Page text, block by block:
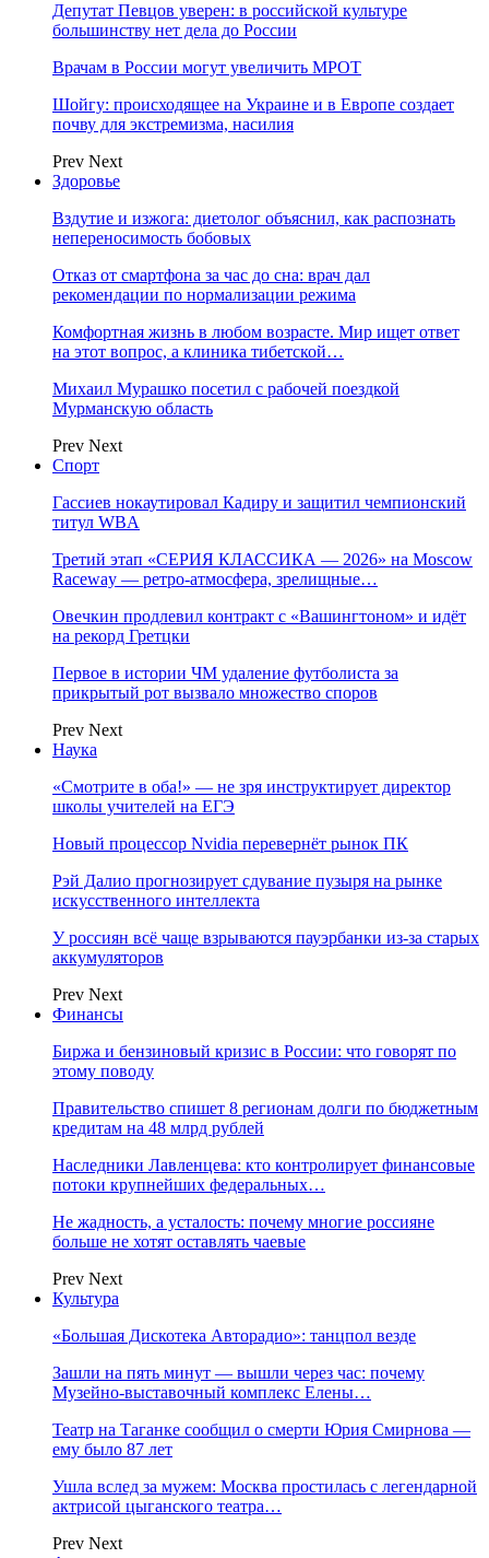
Депутат Певцов уверен: в российской культуре
большинству нет дела до России
Врачам в России могут увеличить МРОТ
Шойгу: происходящее на Украине и в Европе создает
почву для экстремизма, насилия
Prev Next
Здоровье
Вздутие и изжога: диетолог объяснил, как распознать
непереносимость бобовых
Отказ от смартфона за час до сна: врач дал
рекомендации по нормализации режима
Комфортная жизнь в любом возрасте. Мир ищет ответ
на этот вопрос, а клиника тибетской…
Михаил Мурашко посетил с рабочей поездкой
Мурманскую область
Prev Next
Спорт
Гассиев нокаутировал Кадиру и защитил чемпионский
титул WBA
Третий этап «СЕРИЯ КЛАССИКА — 2026» на Moscow
Raceway — ретро‑атмосфера, зрелищные…
Овечкин продлевил контракт с «Вашингтоном» и идёт
на рекорд Гретцки
Первое в истории ЧМ удаление футболиста за
прикрытый рот вызвало множество споров
Prev Next
Наука
«Смотрите в оба!» — не зря инструктирует директор
школы учителей на ЕГЭ
Новый процессор Nvidia перевернёт рынок ПК
Рэй Далио прогнозирует сдувание пузыря на рынке
искусственного интеллекта
У россиян всё чаще взрываются пауэрбанки из-за старых
аккумуляторов
Prev Next
Финансы
Биржа и бензиновый кризис в России: что говорят по
этому поводу
Правительство спишет 8 регионам долги по бюджетным
кредитам на 48 млрд рублей
Наследники Лавленцева: кто контролирует финансовые
потоки крупнейших федеральных…
Не жадность, а усталость: почему многие россияне
больше не хотят оставлять чаевые
Prev Next
Культура
«Большая Дискотека Авторадио»: танцпол везде
Зашли на пять минут — вышли через час: почему
Музейно-выставочный комплекс Елены…
Театр на Таганке сообщил о смерти Юрия Смирнова —
ему было 87 лет
Ушла вслед за мужем: Москва простилась с легендарной
актрисой цыганского театра…
Prev Next